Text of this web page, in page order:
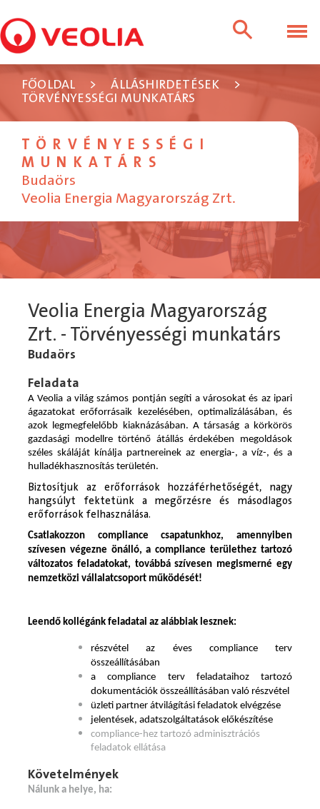
FŐOLDAL > ÁLLÁSHIRDETÉSEK
>
TÖRVÉNYESSÉGI MUNKATÁRS
TÖRVÉNYESSÉGI
MUNKATÁRS
Budaörs
Veolia Energia Magyarország Zrt.
Veolia Energia Magyarország
Zrt. - Törvényességi munkatárs
Budaörs
Feladata
A Veolia a világ számos pontján segíti a városokat és az ipari
ágazatokat erőforrásaik kezelésében, optimalizálásában, és
azok legmegfelelőbb kiaknázásában. A társaság a körkörös
gazdasági modellre történő átállás érdekében megoldások
széles skáláját kínálja partnereinek az energia-, a víz-, és a
hulladékhasznosítás területén.
Biztosítjuk az erőforrások hozzáférhetőségét, nagy
hangsúlyt fektetünk a megőrzésre és másodlagos
erőforrások felhasználása.
Csatlakozzon compliance csapatunkhoz, amennyiben
szívesen végezne önálló, a compliance területhez tartozó
változatos feladatokat, továbbá szívesen megismerné egy
nemzetközi vállalatcsoport működését!
Leendő kollégánk feladatai az alábbiak lesznek:
részvétel az éves compliance terv
összeállításában
a compliance terv feladataihoz tartozó
dokumentációk összeállításában való részvétel
üzleti partner átvilágítási feladatok elvégzése
jelentések, adatszolgáltatások előkészítése
compliance-hez tartozó adminisztrációs
feladatok ellátása
Követelmények
Nálunk a helye, ha: